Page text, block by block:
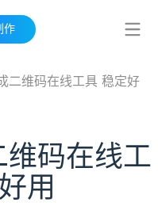
作
二维码在线工具 稳定好
码在线工
用